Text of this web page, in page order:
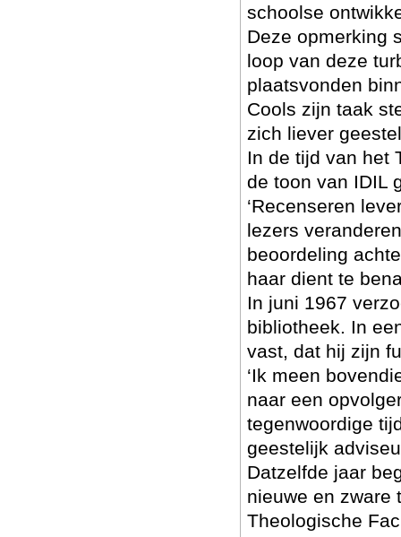
schoolse
Deze opmerking
loop van deze
plaatsvonden
Cools zijn taak
zich liever
In de tijd van het
de toon van IDIL
‘Recenseren
lezers
beoordeling
haar dient te
In juni 1967
bibliotheek. In
vast, dat hij zijn
‘Ik meen
naar een
tegenwoordige
geestelijk
Datzelfde jaar
nieuwe en zware
Theologische